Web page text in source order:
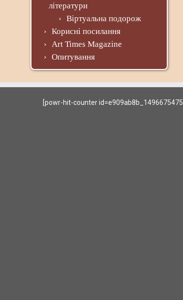
літератури
Віртуальна подорож
Корисні посилання
Art Times Magazine
Опитування
[powr-hit-counter id=e909ab8b_1496675475]